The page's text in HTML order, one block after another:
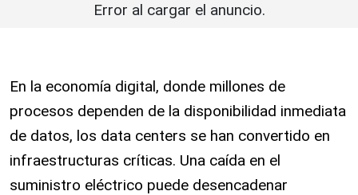
Error al cargar el anuncio.
En la economía digital, donde millones de
procesos dependen de la disponibilidad inmediata
de datos, los data centers se han convertido en
infraestructuras críticas. Una caída en el
suministro eléctrico puede desencadenar